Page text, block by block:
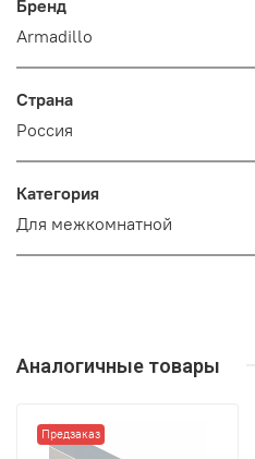
Бренд
Armadillo
Страна
Россия
Категория
Для межкомнатной
Аналогичные товары
Предзаказ